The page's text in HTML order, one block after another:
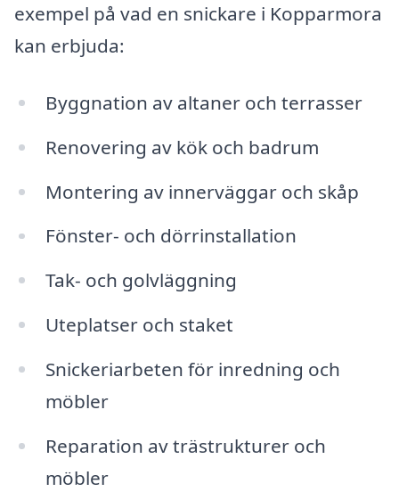
exempel på vad en snickare i Kopparmora
kan erbjuda:
Byggnation av altaner och terrasser
Renovering av kök och badrum
Montering av innerväggar och skåp
Fönster- och dörrinstallation
Tak- och golvläggning
Uteplatser och staket
Snickeriarbeten för inredning och
möbler
Reparation av trästrukturer och
möbler